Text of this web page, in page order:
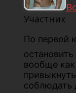
Участник
По первой
остановить
вообще как
соблюдать